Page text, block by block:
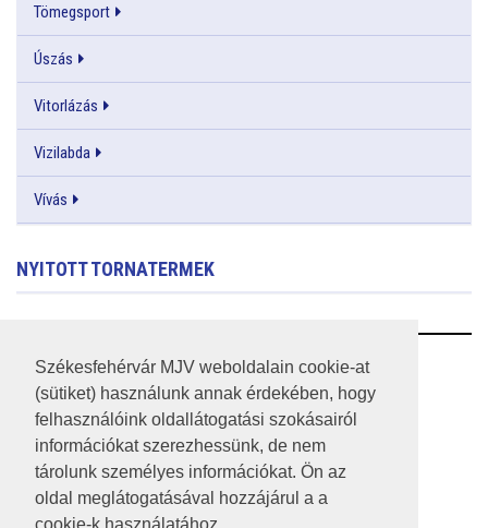
Székesfehérvár MJV weboldalain cookie-at
(sütiket) használunk annak érdekében, hogy
felhasználóink oldallátogatási szokásairól
információkat szerezhessünk, de nem
tárolunk személyes információkat. Ön az
oldal meglátogatásával hozzájárul a a
Tömegsport
Úszás
Vitorlázás
Vizilabda
Vívás
NYITOTT TORNATERMEK
RSS
A HONLAP 2017.03.31-I ÁLLAPOTA
JOGI NYILATKOZAT
IMPRESSZUM